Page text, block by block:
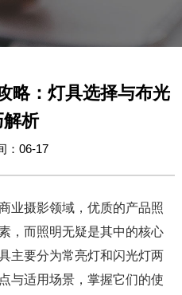
略：灯具选择与布光
析
：06-17
摄影领域，优质的产品照
，而照明无疑是其中的核心
主要分为常亮灯和闪光灯两
与适用场景，掌握它们的使